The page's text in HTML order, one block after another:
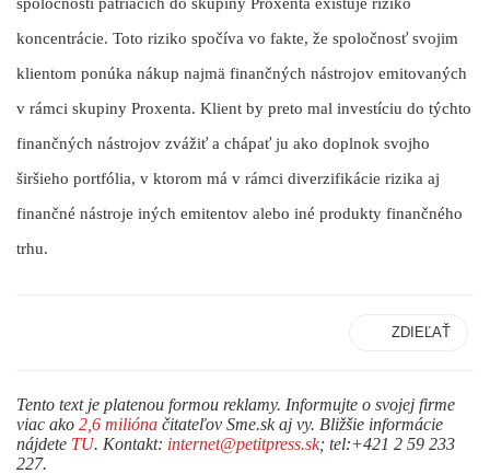
spoločností patriacich do skupiny Proxenta existuje riziko
koncentrácie. Toto riziko spočíva vo fakte, že spoločnosť svojim
klientom ponúka nákup najmä finančných nástrojov emitovaných
v rámci skupiny Proxenta. Klient by preto mal investíciu do týchto
finančných nástrojov zvážiť a chápať ju ako doplnok svojho
širšieho portfólia, v ktorom má v rámci diverzifikácie rizika aj
finančné nástroje iných emitentov alebo iné produkty finančného
trhu.
ZDIEĽAŤ
Tento text je platenou formou reklamy. Informujte o svojej firme
viac ako 2,6 milióna čitateľov Sme.sk aj vy. Bližšie informácie
nájdete TU. Kontakt: internet@petitpress.sk; tel:+421 2 59 233
227.